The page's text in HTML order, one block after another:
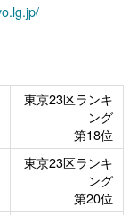
東京23区ランキ
ング
第18位
東京23区ランキ
ング
第20位